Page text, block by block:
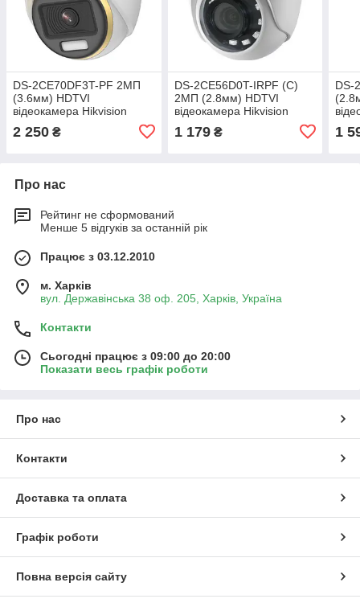
DS-2CE70DF3T-PF 2МП
(3.6мм) HDTVI
відеокамера Hikvision
2 250 ₴
DS-2CE56D0T-IRPF (C)
2МП (2.8мм) HDTVI
відеокамера Hikvision
1 179₴
DS-
1
Про нас
Рейтинг не сформований
Менше 5 відгуків за останній рік
Працює з 03.12.2010
м. Харків
вул. Державінська 38 оф. 205, Харків, Україна
Контакти
Сьогодні працює з 09:00 до 20:00
Показати весь графік роботи
Про нас
Контакти
Доставка та оплата
Графік роботи
Повна версія сайту